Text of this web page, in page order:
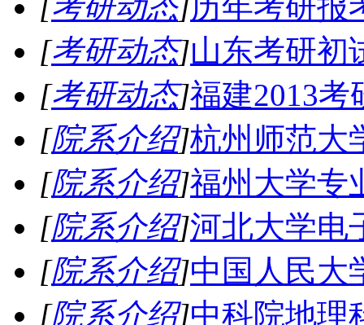
[考研动态]山东考研初
[考研动态]福建2013考
[院系介绍]杭州师范大
[院系介绍]福州大学专
[院系介绍]河北大学电
[院系介绍]中国人民大
[院系介绍]中科院地理